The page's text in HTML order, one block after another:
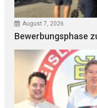
August 7, 2026
Bewerbungsphase